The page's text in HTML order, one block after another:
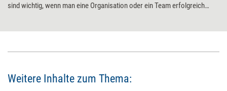
sind wichtig, wenn man eine Organisation oder ein Team erfolgreich
Weitere Inhalte zum Thema: